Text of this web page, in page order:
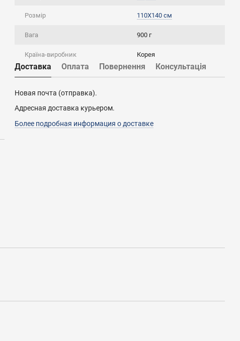
Розмір 110X140 см
Вага 900 г
Країна-виробник Корея
Доставка Оплата Повернення Консультація
Новая почта (отправка).
Адресная доставка курьером.
Более подробная информация о доставке